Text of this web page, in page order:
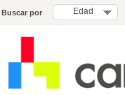
Buscar por Edad